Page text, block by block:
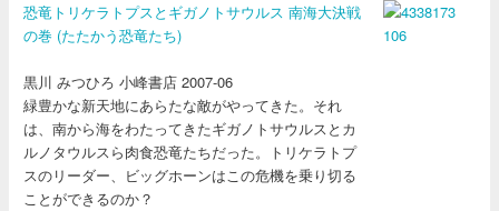
恐竜トリケラトプスとギガノトサウルス 南海大決戦
の巻 (たたかう恐竜たち)
黒川 みつひろ 小峰書店 2007-06
緑豊かな新天地にあらたな敵がやってきた。それ
は、南から海をわたってきたギガノトサウルスとカ
ルノタウルスら肉食恐竜たちだった。トリケラトプ
スのリーダー、ビッグホーンはこの危機を乗り切る
ことができるのか？